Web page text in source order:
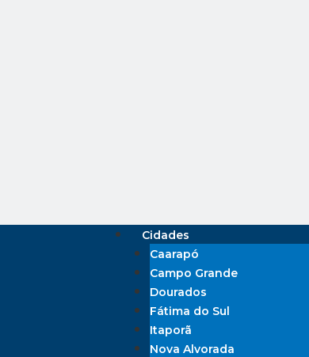
Cidades
Caarapó
Campo Grande
Dourados
Fátima do Sul
Itaporã
Nova Alvorada